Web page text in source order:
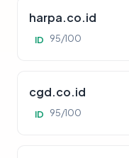
harpa.co.id
ID 95/100
cgd.co.id
ID 95/100